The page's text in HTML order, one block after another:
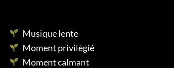
Musique lente
Moment privilégié
Moment calmant